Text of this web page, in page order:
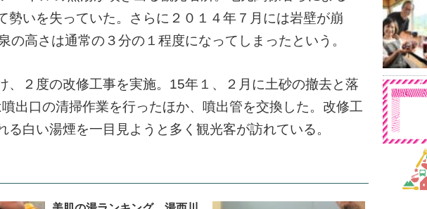
いを失っていた。さらに２０１４年７月には岩壁が崩
高さは通常の３分の１程度になってしまったという。
２度の改修工事を実施。15年１、２月に土砂の撤去と落
出口の清掃作業を行ったほか、噴出管を交換した。改修工
白い湯煙を一目見ようと多く観光客が訪れている。